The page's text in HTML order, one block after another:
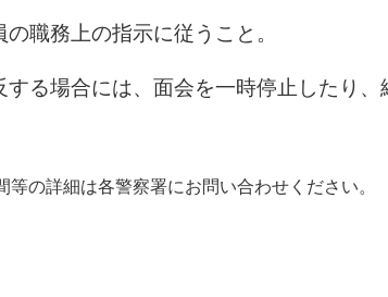
職務上の指示に従うこと。
る場合には、面会を一時停止したり、
等の詳細は各警察署にお問い合わせください。